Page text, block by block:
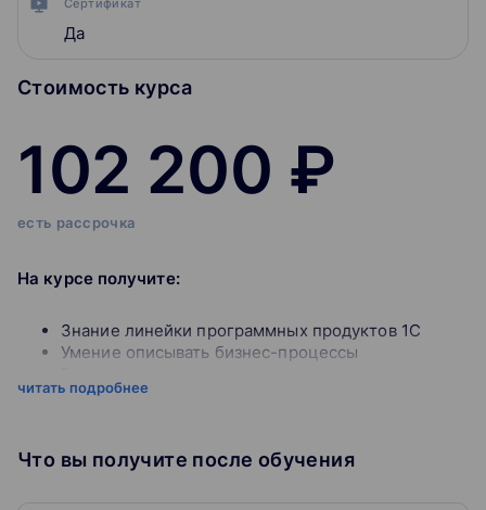
Сертификат
Да
Стоимость курса
102 200 ₽
есть рассрочка
На курсе получите:
Знание линейки программных продуктов 1С
Умение описывать бизнес-процессы
конфигурирования
Понимание процесса внедрения и
читать подробнее
Что вы получите после обучения